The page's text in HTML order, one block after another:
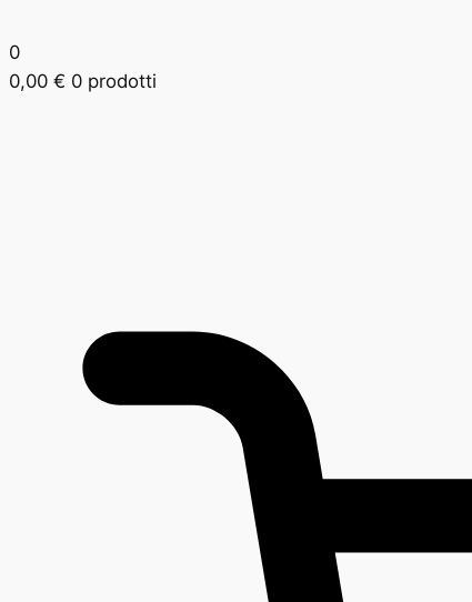
0
0,00 € 0 prodotti